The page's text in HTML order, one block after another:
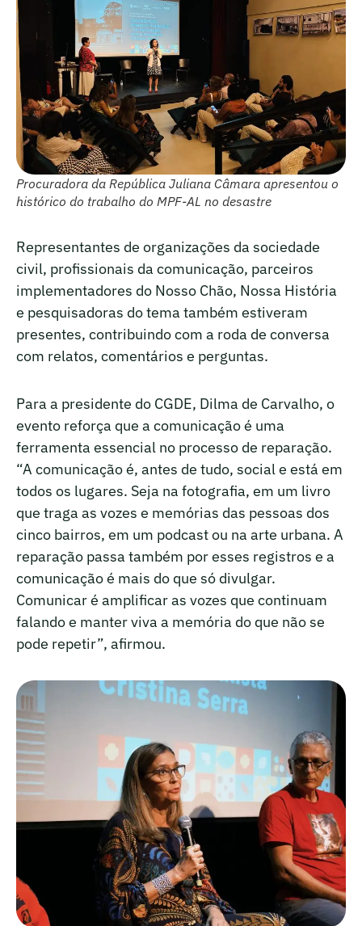
Procuradora da República Juliana Câmara apresentou o
histórico do trabalho do MPF-AL no desastre
Representantes de organizações da sociedade
civil, profissionais da comunicação, parceiros
implementadores do Nosso Chão, Nossa História
e pesquisadoras do tema também estiveram
presentes, contribuindo com a roda de conversa
com relatos, comentários e perguntas.
Para a presidente do CGDE, Dilma de Carvalho, o
evento reforça que a comunicação é uma
ferramenta essencial no processo de reparação.
“A comunicação é, antes de tudo, social e está em
todos os lugares. Seja na fotografia, em um livro
que traga as vozes e memórias das pessoas dos
cinco bairros, em um podcast ou na arte urbana. A
reparação passa também por esses registros e a
comunicação é mais do que só divulgar.
Comunicar é amplificar as vozes que continuam
falando e manter viva a memória do que não se
pode repetir”, afirmou.